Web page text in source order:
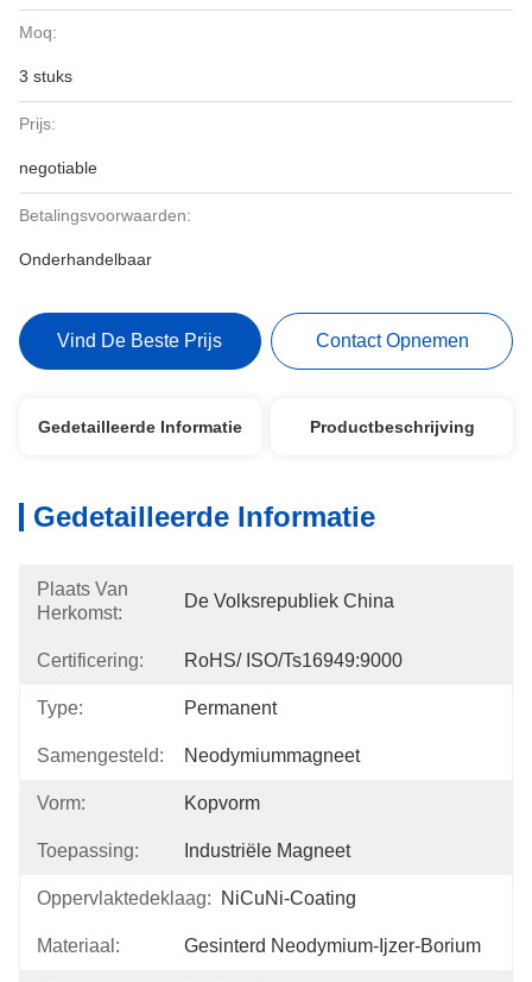
Moq:
3 stuks
Prijs:
negotiable
Betalingsvoorwaarden:
Onderhandelbaar
Vind De Beste Prijs Contact Opnemen
Gedetailleerde Informatie Productbeschrijving
Gedetailleerde Informatie
Plaats Van
Herkomst:
De Volksrepubliek China
Certificering: RoHS/ ISO/Ts16949:9000
Type: Permanent
Samengesteld: Neodymiummagneet
Vorm: Kopvorm
Toepassing: Industriële Magneet
Oppervlaktedeklaag: NiCuNi-Coating
Materiaal: Gesinterd Neodymium-Ijzer-Borium